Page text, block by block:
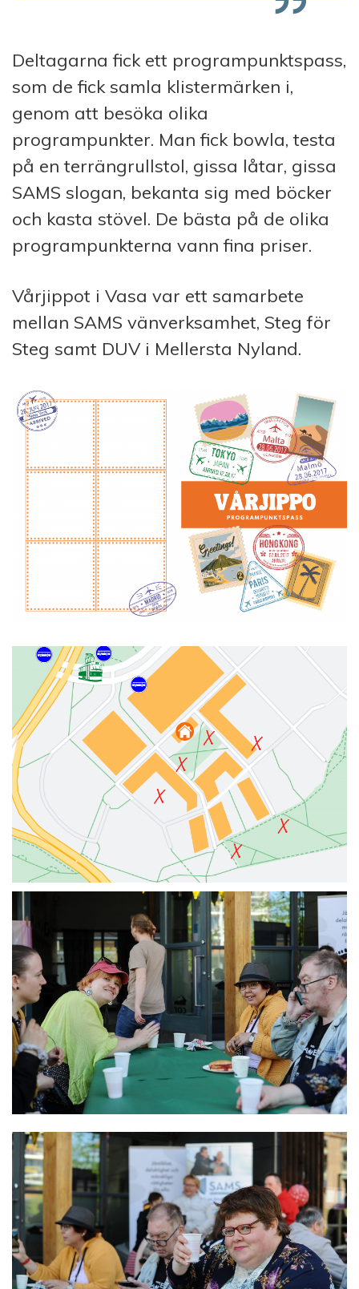
Deltagarna fick ett programpunktspass,
som de fick samla klistermärken i,
genom att besöka olika
programpunkter. Man fick bowla, testa
på en terrängrullstol, gissa låtar, gissa
SAMS slogan, bekanta sig med böcker
och kasta stövel. De bästa på de olika
programpunkterna vann fina priser.
Vårjippot i Vasa var ett samarbete
mellan SAMS vänverksamhet, Steg för
Steg samt DUV i Mellersta Nyland.